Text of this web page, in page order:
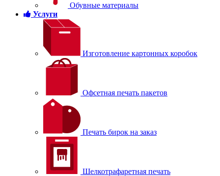
Обувные материалы
Услуги
Изготовление картонных коробок
Офсетная печать пакетов
Печать бирок на заказ
Шелкотрафаретная печать